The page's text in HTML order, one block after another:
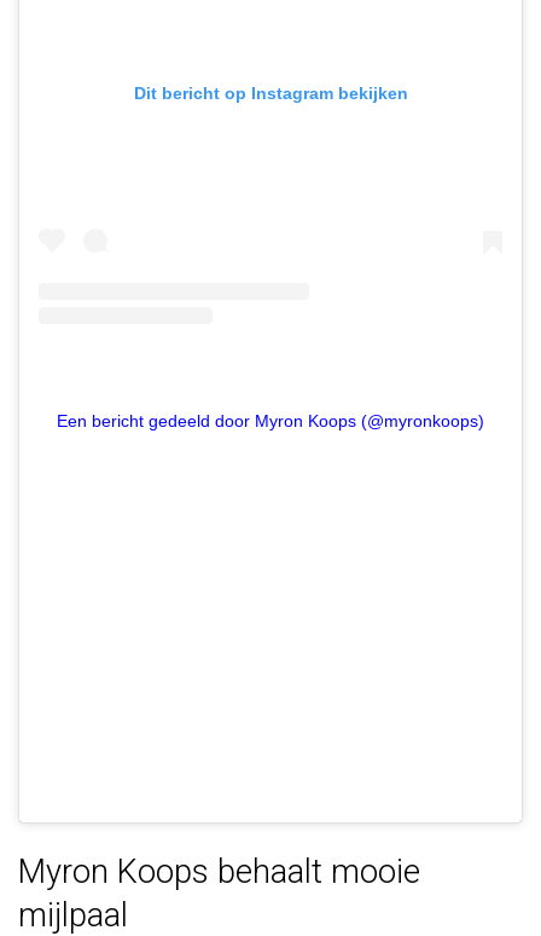
Dit bericht op Instagram bekijken
Een bericht gedeeld door Myron Koops (@myronkoops)
Myron Koops behaalt mooie
mijlpaal